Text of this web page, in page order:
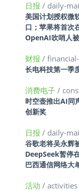
日报 / daily-
美国计划授权微
口；苹果将首次
OpenAI吹哨人
财报 /
长电科技第一季
消费电子 /
时空壶推出AI同
创新奖
日报 / daily-
谷歌老将吴永辉
DeepSeek暂停
巴西通信网络大
活动 / activities